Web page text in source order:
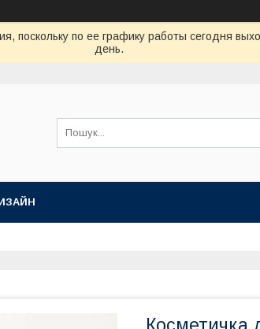
поскольку по ее графику работы сегодня
день.